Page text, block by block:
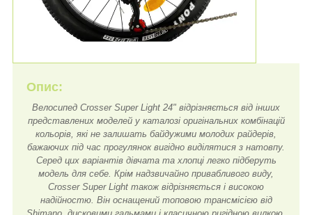
Опис:
Велосипед Crosser Super Light 24" відрізняється від інших
представлених моделей у каталозі оригінальних комбінацій
кольорів, які не залишать байдужими молодих райдерів,
бажаючих під час прогулянок вигідно виділятися з натовпу.
Серед цих варіантів дівчата та хлопці легко підберуть
модель для себе. Крім надзвичайно привабливого виду,
Crosser Super Light також відрізняється і високою
надійностю. Він оснащений топовою трансмісією від